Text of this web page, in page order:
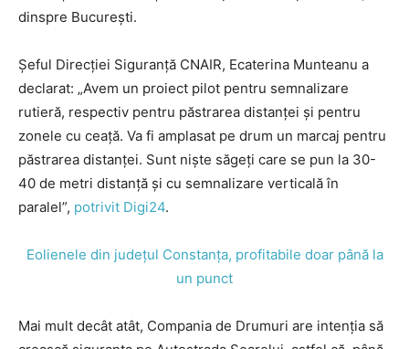
dinspre București.
Șeful Direcției Siguranță CNAIR, Ecaterina Munteanu a
declarat: „Avem un proiect pilot pentru semnalizare
rutieră, respectiv pentru păstrarea distanței și pentru
zonele cu ceață. Va fi amplasat pe drum un marcaj pentru
păstrarea distanței. Sunt niște săgeți care se pun la 30-
40 de metri distanță și cu semnalizare verticală în
paralel”, potrivit Digi24.
Eolienele din județul Constanța, profitabile doar până la
un punct
Mai mult decât atât, Compania de Drumuri are intenția să